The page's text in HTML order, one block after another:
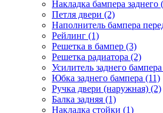
Накладка бампера заднего
Петля двери (2)
Наполнитель бампера
Рейлинг (1)
Решетка в бампер (3)
Решетка радиатора (2)
Усилитель заднего
Юбка заднего бампера (11)
Ручка двери (наружная) (2)
Балка задняя (1)
Накладка стойки (1)